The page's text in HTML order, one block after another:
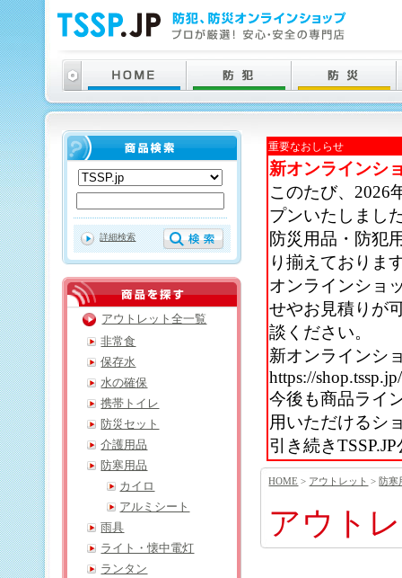
重要なおしらせ
新オンラインシ
このたび、2026
プンいたしまし
防災用品・防犯
り揃えておりま
オンラインショ
せやお見積りが
談ください。
新オンラインシ
https://shop.tssp.jp/
今後も商品ライ
用いただけるシ
引き続き
HOME > アウトレット >防寒
アウト
詳細検索
アウトレット全一覧
非常食
保存水
水の確保
携帯トイレ
防災セット
介護用品
防寒用品
カイロ
アルミシート
雨具
ライト・懐中電灯
ランタン